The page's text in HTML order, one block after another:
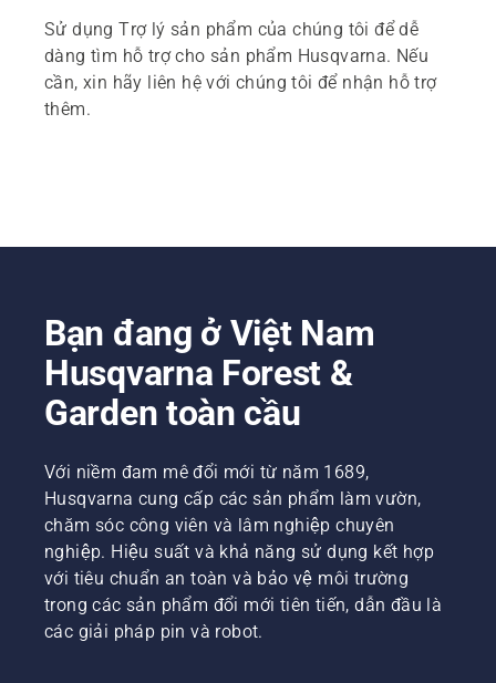
Sử dụng Trợ lý sản phẩm của chúng tôi để dễ
dàng tìm hỗ trợ cho sản phẩm Husqvarna. Nếu
cần, xin hãy liên hệ với chúng tôi để nhận hỗ trợ
thêm.
Bạn đang ở Việt Nam
Husqvarna Forest &
Garden toàn cầu
Với niềm đam mê đổi mới từ năm 1689,
Husqvarna cung cấp các sản phẩm làm vườn,
chăm sóc công viên và lâm nghiệp chuyên
nghiệp. Hiệu suất và khả năng sử dụng kết hợp
với tiêu chuẩn an toàn và bảo vệ môi trường
trong các sản phẩm đổi mới tiên tiến, dẫn đầu là
các giải pháp pin và robot.